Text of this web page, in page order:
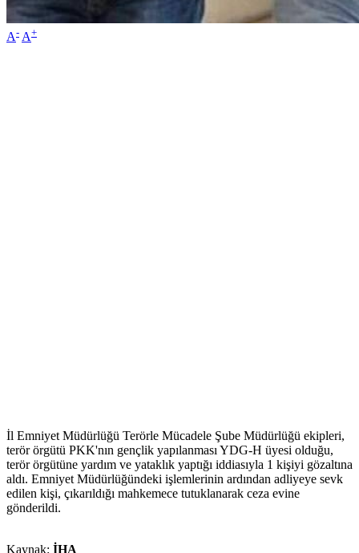
A- A+
İl Emniyet Müdürlüğü Terörle Mücadele Şube Müdürlüğü ekipleri,
terör örgütü PKK'nın gençlik yapılanması YDG-H üyesi olduğu,
terör örgütüne yardım ve yataklık yaptığı iddiasıyla 1 kişiyi gözaltına
aldı. Emniyet Müdürlüğündeki işlemlerinin ardından adliyeye sevk
edilen kişi, çıkarıldığı mahkemece tutuklanarak ceza evine
gönderildi.
Kaynak: İHA